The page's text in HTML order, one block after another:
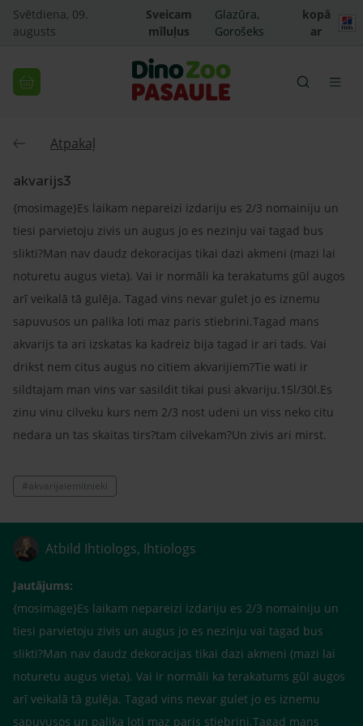
Svētdiena, 09.
augusts
Sveicam
mīluļus
Glazūra,
Gorošeks
kopā
ar
Atpakaļ
akvarijs3
{mosimage}Es laikam nepareizi izdariju es 2/3 nomainiju un
tiesi parvietoju zivis un augus jo es nezinju vai tagad bus
slikti?Man nav daudz dekoracijas tikai dazi akmeni (mazi lai
noturetu augus vieta). Vai ir normāli ka terakatums gūl augos
arī veikalā tā gulēja. Tagad vins nevar gulet jo es iznemu
sapuvusos un palika loti maz paris stiebrini.Tagad mans
akvarijs ta ari izskatas ka kadreiz bija tagad ir ari tads. Vai
drikst nem citus augus no citiem akvarijiem?Tie wati ir
sildtajam man vins var sasildit tikai pusi akvariju.15l/30l.Es
zinu vinu cilveku kurs nem 2/3 nost udeni un viss neko citu
nedara un tas skaitas tirs?tam cilvekam?Un zivis ari mirst.
#akvarijaiemitnieki
Atbild Ihtiologs, Ihtiologs
Jautājums:
{mosimage}Es laikam nepareizi izdariju es 2/3 nomainiju un
tiesi parvietoju zivis un augus jo es nezinju vai tagad bus
slikti?Man nav daudz dekoracijas tikai dazi akmeni (mazi lai
noturetu augus vieta). Vai ir normāli ka terakatums gūl augos
arī veikalā tā gulēja. Tagad vins nevar gulet jo es iznemu
sapuvusos un palika loti maz paris stiebrini.Tagad mans